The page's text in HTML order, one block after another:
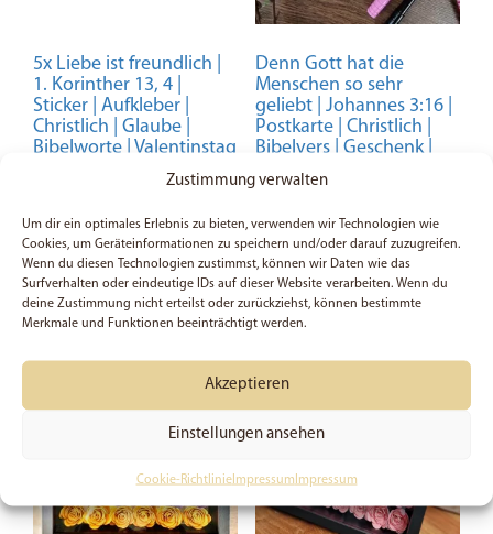
Zustimmung verwalten
Um dir ein optimales Erlebnis zu bieten, verwenden wir Technologien wie
Cookies, um Geräteinformationen zu speichern und/oder darauf zuzugreifen.
Wenn du diesen Technologien zustimmst, können wir Daten wie das
Surfverhalten oder eindeutige IDs auf dieser Website verarbeiten. Wenn du
deine Zustimmung nicht erteilst oder zurückziehst, können bestimmte
Merkmale und Funktionen beeinträchtigt werden.
Akzeptieren
Einstellungen ansehen
Cookie-RichtlinieImpressum Impressum
5x Liebe ist freundlich |
1. Korinther 13, 4 |
Sticker | Aufkleber |
Christlich | Glaube |
Bibelworte | Valentinstag
| Hochzeit | Geschenk
5,99€
In den Warenkorb
Denn Gott hat die
Menschen so sehr
geliebt | Johannes 3:16 |
Postkarte | Christlich |
Bibelvers | Geschenk |
Valentinstag | Hochzeit |
Gott
2,00€
In den Warenkorb
SALE